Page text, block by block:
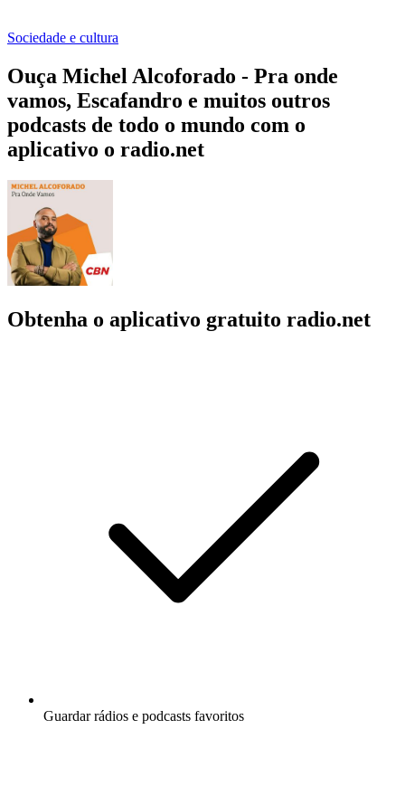
Sociedade e cultura
Ouça Michel Alcoforado - Pra onde
vamos, Escafandro e muitos outros
podcasts de todo o mundo com o
aplicativo o radio.net
Obtenha o aplicativo gratuito radio.net
Guardar rádios e podcasts favoritos